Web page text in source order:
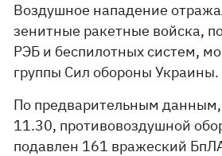
Воздушное нападение
зенитные ракетные войска,
РЭБ и беспилотных систем,
группы Сил обороны Украины.
По предварительным
11.30, противовоздушной
подавлен 161 вражеский